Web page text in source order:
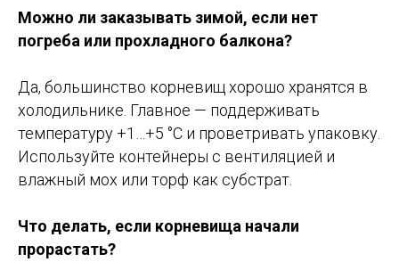
Можно ли заказывать зимой, если нет
погреба или прохладного балкона?
Да, большинство корневищ хорошо хранятся в
холодильнике. Главное — поддерживать
температуру +1…+5 °C и проветривать упаковку.
Используйте контейнеры с вентиляцией и
влажный мох или торф как субстрат.
Что делать, если корневища начали
прорастать?